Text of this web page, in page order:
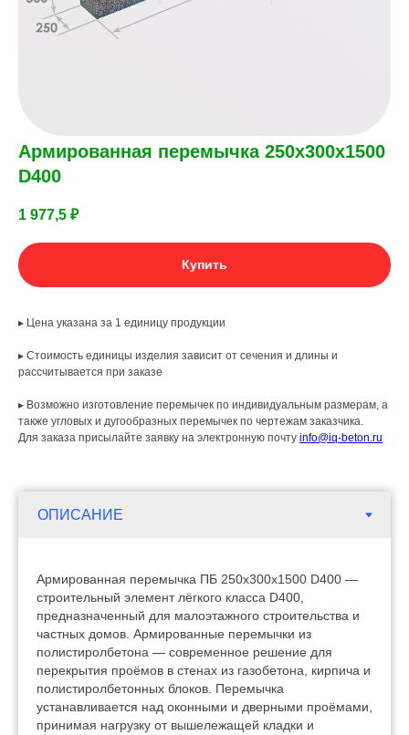
Армированная перемычка 250х300х1500
D400
1 977,5 ₽
Купить
▸ Цена указана за 1 единицу продукции
▸ Стоимость единицы изделия зависит от сечения и длины и
рассчитывается при заказе
▸ Возможно изготовление перемычек по индивидуальным размерам, а
также угловых и дугообразных перемычек по чертежам заказчика.
Для заказа присылайте заявку на электронную почту info@iq-beton.ru
Армированная перемычка ПБ 250х300х1500 D400 —
строительный элемент лёгкого класса D400,
предназначенный для малоэтажного строительства и
частных домов. Армированные перемычки из
полистиролбетона — современное решение для
перекрытия проёмов в стенах из газобетона, кирпича и
полистиролбетонных блоков. Перемычка
устанавливается над оконными и дверными проёмами,
принимая нагрузку от вышележащей кладки и